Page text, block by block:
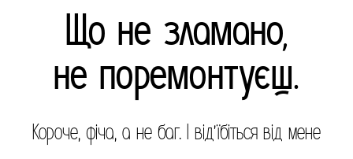
Що не зламано,
не поремонтуєш.
Короче, фіча, а не баг. І від'їбіться від мене